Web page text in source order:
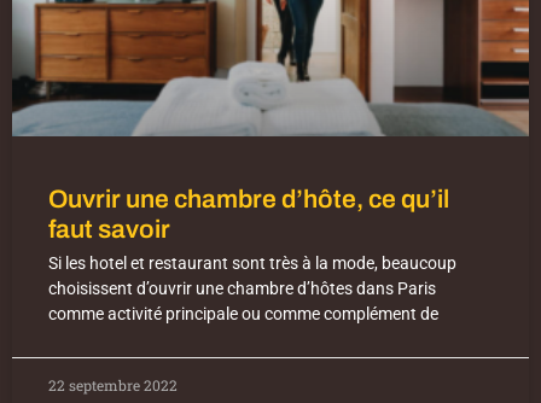
Ouvrir une chambre d’hôte, ce qu’il
faut savoir
Si les hotel et restaurant sont très à la mode, beaucoup
choisissent d’ouvrir une chambre d’hôtes dans Paris
comme activité principale ou comme complément de
22 septembre 2022